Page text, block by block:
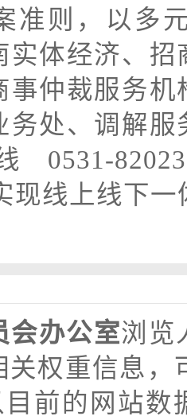
准则，以多
实体经济、
事仲裁服务
务处、调解
0531-
现线上线下
会办公室浏览
关权重信息，
前的网站数